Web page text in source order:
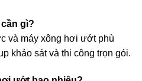
gì?
và máy xông hơi ướt phù
khảo sát và thi công trọn gói.